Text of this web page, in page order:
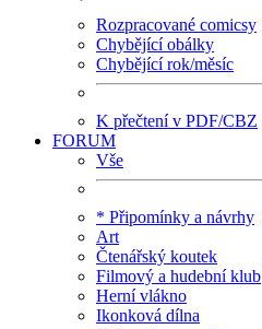
Rozpracované comicsy
Chybějící obálky
Chybějící rok/měsíc
K přečtení v PDF/CBZ
FORUM
Vše
* Připomínky a návrhy
Art
Čtenářský koutek
Filmový a hudební klub
Herní vlákno
Ikonková dílna